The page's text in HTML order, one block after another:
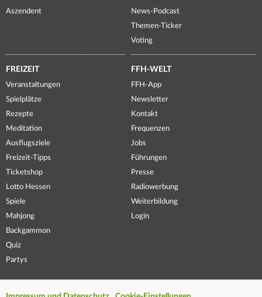
Aszendent
News-Podcast
Themen-Ticker
Voting
FREIZEIT
Veranstaltungen
Spielplätze
Rezepte
Meditation
Ausflugsziele
Freizeit-Tipps
Ticketshop
Lotto Hessen
Spiele
Mahjong
Backgammon
Quiz
Partys
FFH-WELT
FFH-App
Newsletter
Kontakt
Frequenzen
Jobs
Führungen
Presse
Radiowerbung
Weiterbildung
Login